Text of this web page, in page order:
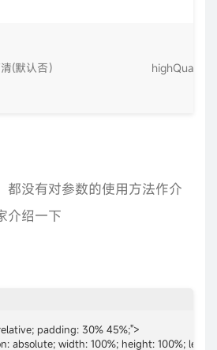
(默认否） highQuality
都没有对参数的使用方法作介
介绍一下
padding: 30% 45%;">
absolute; width: 100%; height: 100%; left: